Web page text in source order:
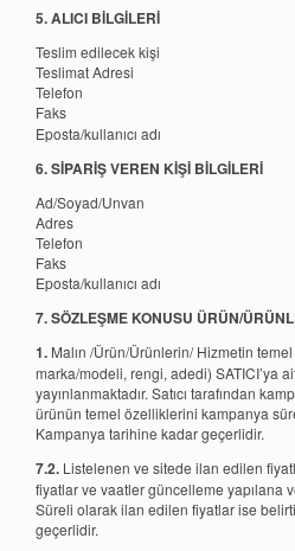
5. ALICI BİLGİLERİ
Teslim edilecek kişi
Teslimat Adresi
Telefon
Faks
Eposta/kullanıcı adı
6. SİPARİŞ VEREN KİŞİ BİLGİLERİ
Ad/Soyad/Unvan
Adres
Telefon
Faks
Eposta/kullanıcı adı
7. SÖZLEŞME KONUSU ÜRÜN/
1. Malın /Ürün/Ürünlerin/ Hizmetin
marka/modeli, rengi, adedi) SATICI’ya
yayınlanmaktadır. Satıcı tarafından
ürünün temel özelliklerini kampanya
Kampanya tarihine kadar geçerlidir.
7.2. Listelenen ve sitede ilan edilen
fiyatlar ve vaatler güncelleme yapılana
Süreli olarak ilan edilen fiyatlar ise
geçerlidir.